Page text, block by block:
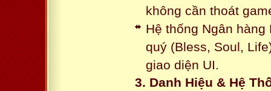
không cần thoát
Hệ thống Ngân
quý (Bless, Soul,
giao diện UI.
3. Danh Hiệu & Hệ